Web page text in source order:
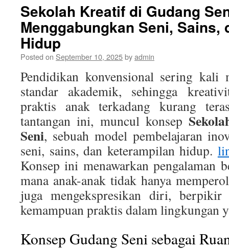
Sekolah Kreatif di Gudang
Menggabungkan Seni, Sains,
Hidup
Posted on September 10, 2025byadmin
Pendidikan konvensional sering kali
standar akademik, sehingga
praktis anak terkadang kurang
tantangan ini, muncul konsep
Seni, sebuah model pembelajaran
seni, sains, dan keterampilan hidup.
Konsep ini menawarkan pengalaman
mana anak-anak tidak hanya
juga mengekspresikan diri,
kemampuan praktis dalam lingkungan
Konsep Gudang Seni sebagai